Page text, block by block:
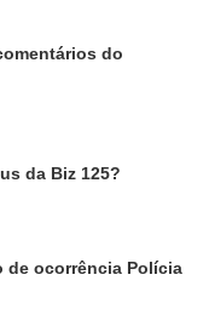
do
da Biz 125?
de ocorrência Polícia